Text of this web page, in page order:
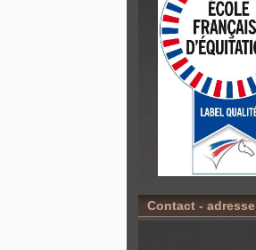
Contact - adresse